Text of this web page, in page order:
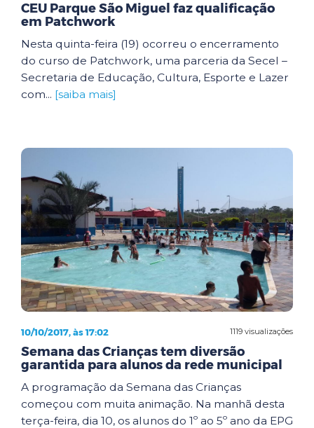
CEU Parque São Miguel faz qualificação
em Patchwork
Nesta quinta-feira (19) ocorreu o encerramento
do curso de Patchwork, uma parceria da Secel –
Secretaria de Educação, Cultura, Esporte e Lazer
com... [saiba mais]
1119 visualizações
10/10/2017, às 17:02
Semana das Crianças tem diversão
garantida para alunos da rede municipal
A programação da Semana das Crianças
começou com muita animação. Na manhã desta
terça-feira, dia 10, os alunos do 1º ao 5º ano da EPG